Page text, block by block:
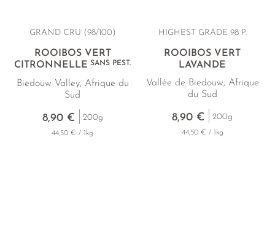
GRAND CRU (98/100)
ROOIBOS VERT
CITRONNELLESANS PEST.
Biedouw Valley, Afrique du
Sud
8,90 € 200g
44,50 € / 1kg
HIGHEST GRADE 98 P.
ROOIBOS VERT
LAVANDE
Vallée de Biedouw, Afrique
du Sud
8,90 € 200g
44,50 € / 1kg